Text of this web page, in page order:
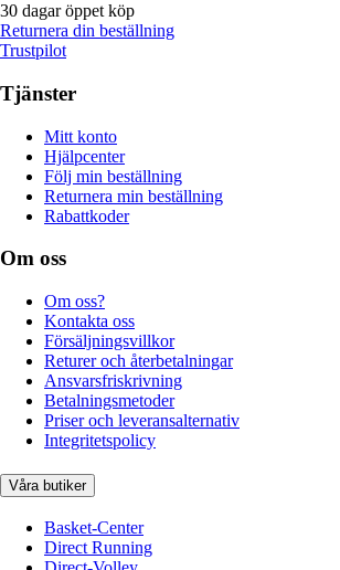
30 dagar öppet köp
Returnera din beställning
Trustpilot
Tjänster
Mitt konto
Hjälpcenter
Följ min beställning
Returnera min beställning
Rabattkoder
Om oss
Om oss?
Kontakta oss
Försäljningsvillkor
Returer och återbetalningar
Ansvarsfriskrivning
Betalningsmetoder
Priser och leveransalternativ
Integritetspolicy
Våra butiker
Basket-Center
Direct Running